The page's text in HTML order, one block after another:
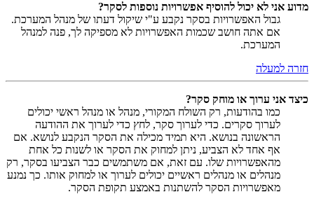
מדוע אני לא יכול להוסיף אפשרויות נוספות לסקר?
גבול האפשרויות בסקר נקבע ע"י שיקול דעתו של מנהל המערכת.
אם אתה חושב שכמות האפשרויות לא מספיקה לך, פנה למנהל
המערכת.
חזרה למעלה
כיצד אני ערוך או מוחק סקר?
כמו בהודעות, רק השולח המקורי, מנהל או מנהל ראשי יכולים
לערוך סקרים. כדי לערוך סקר, לחץ כדי לערוך את ההודעה
הראשונה בנושא. היא תמיד מכילה את הסקר הנקבע לנושא. אם
אף אחד לא הצביע, ניתן למחוק את הסקר או לשנות כל אחת
מהאפשרויות שלו. עם זאת, אם משתמשים כבר הצביעו בסקר, רק
מנהלים או מנהלים ראשיים יכולים לערוך או למחוק אותו. כך נמנע
מאפשרויות הסקר להשתנות באמצע תקופת הסקר.